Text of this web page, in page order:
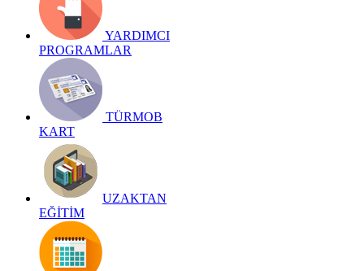
YARDIMCI
PROGRAMLAR
TÜRMOB
KART
UZAKTAN
EĞİTİM